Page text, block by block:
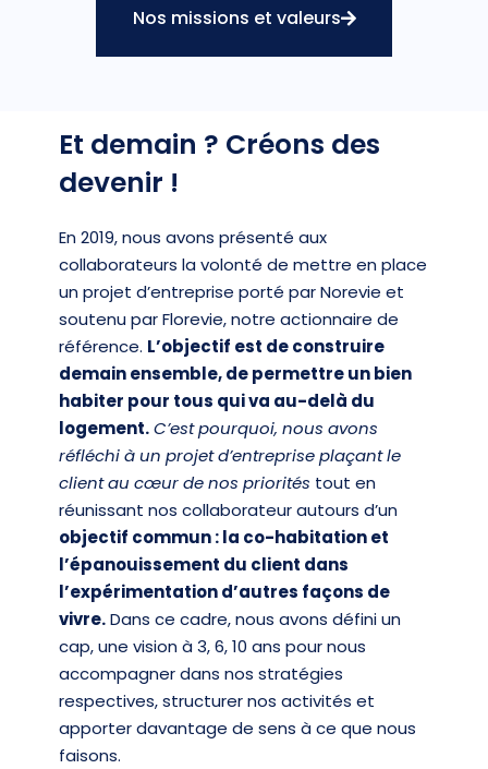
Nos missions et valeurs
Et demain ? Créons des
devenir !
En 2019, nous avons présenté aux
collaborateurs la volonté de mettre en place
un projet d’entreprise porté par Norevie et
soutenu par Florevie, notre actionnaire de
référence. L’objectif est de construire
demain ensemble, de permettre un bien
habiter pour tous qui va au-delà du
logement. C’est pourquoi, nous avons
réfléchi à un projet d’entreprise plaçant le
client au cœur de nos priorités tout en
réunissant nos collaborateur autours d’un
objectif commun : la co-habitation et
l’épanouissement du client dans
l’expérimentation d’autres façons de
vivre.Dans ce cadre, nous avons défini un
cap, une vision à 3, 6, 10 ans pour nous
accompagner dans nos stratégies
respectives, structurer nos activités et
apporter davantage de sens à ce que nous
faisons.